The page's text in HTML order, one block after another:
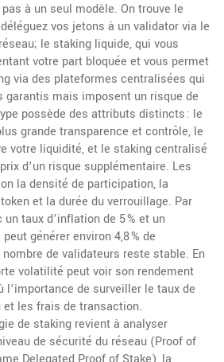
à un seul modèle. On trouve le
vos jetons à un validator via le
le staking liquide, qui vous
votre part bloquée et vous permet
via des plateformes centralisées qui
garantis mais imposent un risque de
possède des attributs distincts : le
grande transparence et contrôle, le
votre liquidité, et le staking centralisé
d’un risque supplémentaire. Les
la densité de participation, la
et la durée du verrouillage. Par
taux d’inflation de 5 % et un
générer environ 4,8 % de
de validateurs reste stable. En
volatilité peut voir son rendement
l’importance de surveiller le taux de
les frais de transaction.
de staking revient à analyser
de sécurité du réseau (Proof of